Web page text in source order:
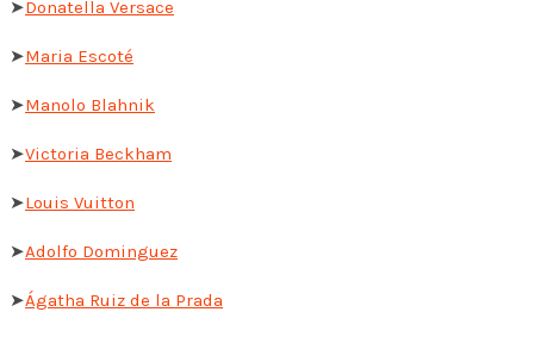
➤Donatella Versace
➤Maria Escoté
➤Manolo Blahnik
➤Victoria Beckham
➤Louis Vuitton
➤Adolfo Dominguez
➤Ágatha Ruiz de la Prada